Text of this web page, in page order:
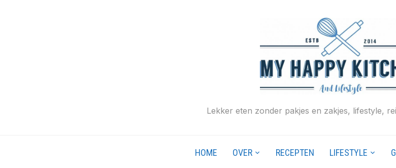
Lekker eten zonder pakjes en zakjes, lifestyle,
HOME OVER RECEPTEN LIFESTYLE